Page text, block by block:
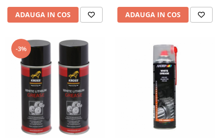
Lichid de Parbriz
Ulei Cutie de Viteze
Uleiuri Hidraulice
Vaselina si Lubrifianti Auto
ADAUGA IN COS ADAUGA IN COS
-3%